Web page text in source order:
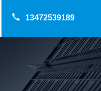
13472539189